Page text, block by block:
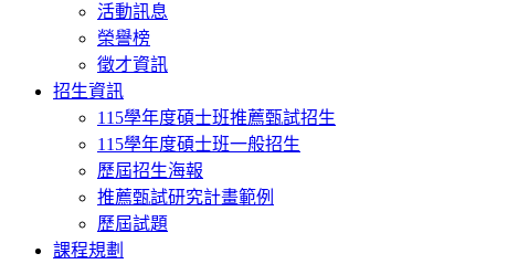
活動訊息
榮譽榜
徵才資訊
招生資訊
115學年度碩士班推薦甄試招生
115學年度碩士班一般招生
歷屆招生海報
推薦甄試研究計畫範例
歷屆試題
課程規劃